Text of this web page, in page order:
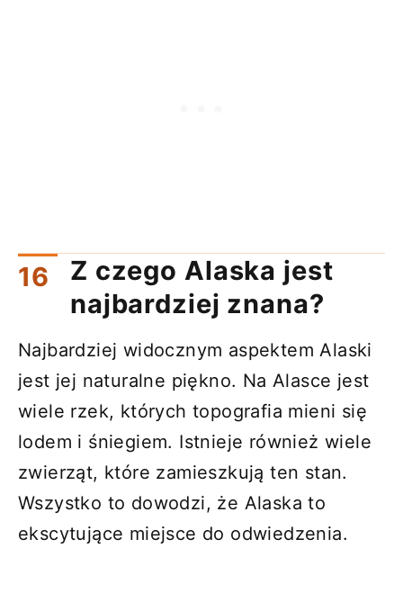
Z czego Alaska jest
najbardziej znana?
Najbardziej widocznym aspektem Alaski
jest jej naturalne piękno. Na Alasce jest
wiele rzek, których topografia mieni się
lodem i śniegiem. Istnieje również wiele
zwierząt, które zamieszkują ten stan.
Wszystko to dowodzi, że Alaska to
ekscytujące miejsce do odwiedzenia.